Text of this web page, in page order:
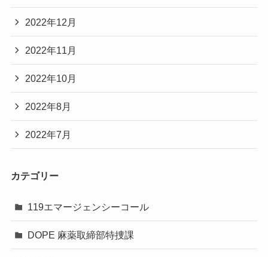
2022年12月
2022年11月
2022年10月
2022年8月
2022年7月
カテゴリー
119エマージェンシーコール
DOPE 麻薬取締部特捜課